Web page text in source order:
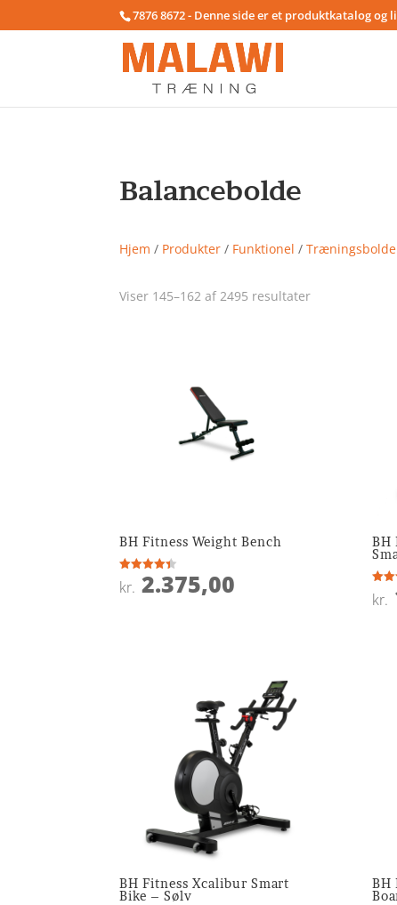
7876 8672 - Denne side er et produktkatalog
Balancebolde
Hjem / Produkter / Funktionel /Træningsbolde
Viser 145–162 af 2495 resultater
BH Fitness Weight Bench
Vurderet
4.4
kr. 2.375,00
BH
4.7
kr.
BH Fitness Xcalibur Smart
Bike – Sølv
BH